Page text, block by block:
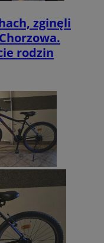
zginęli
rodzin